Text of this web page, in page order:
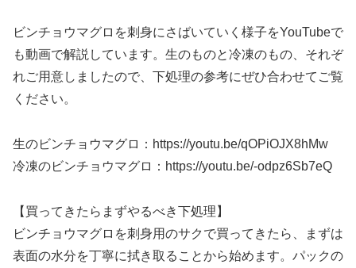
ビンチョウマグロを刺身にさばいていく様子をYouTubeで
も動画で解説しています。生のものと冷凍のもの、それぞ
れご用意しましたので、下処理の参考にぜひ合わせてご覧
ください。
生のビンチョウマグロ：https://youtu.be/qOPiOJX8hMw
冷凍のビンチョウマグロ：https://youtu.be/-odpz6Sb7eQ
【買ってきたらまずやるべき下処理】
ビンチョウマグロを刺身用のサクで買ってきたら、まずは
表面の水分を丁寧に拭き取ることから始めます。パックの